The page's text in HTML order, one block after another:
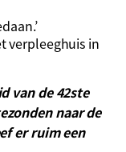
verpleeghuis in
van de 42ste
naar de
er ruim een